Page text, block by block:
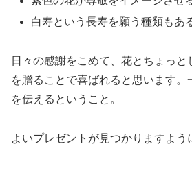
白寿という長寿を願う種類もあ
日々の感謝をこめて、花とちょっと
を贈ることで喜ばれると思います。
を伝えるということ。
よいプレゼントが見つかりますよう